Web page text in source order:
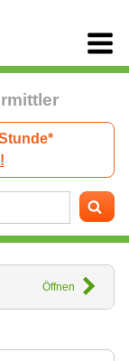
Öffnen